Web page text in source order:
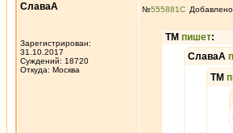
СлаваА
Зарегистрирован:
31.10.2017
Суждений: 18720
Откуда: Москва
№555881
ТМ пишет:
СлаваА
ТМ